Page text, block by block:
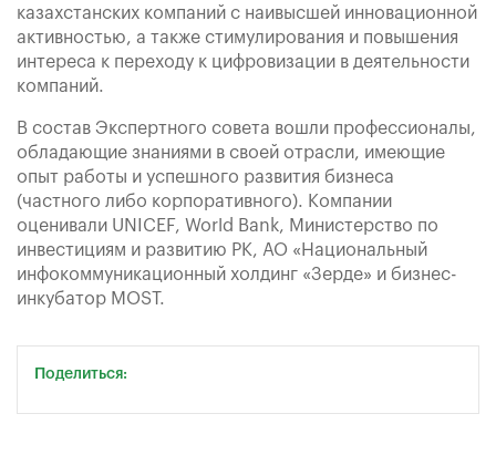
казахстанских компаний с наивысшей инновационной
активностью, а также стимулирования и повышения
интереса к переходу к цифровизации в деятельности
компаний.
В состав Экспертного совета вошли профессионалы,
обладающие знаниями в своей отрасли, имеющие
опыт работы и успешного развития бизнеса
(частного либо корпоративного). Компании
оценивали UNICEF, World Bank, Министерство по
инвестициям и развитию РК, АО «Национальный
инфокоммуникационный холдинг «Зерде» и бизнес-
инкубатор MOST.
Поделиться: